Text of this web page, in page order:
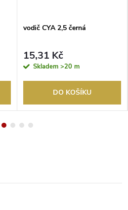
vodič CYA 2,5 černá
15,31 Kč
Skladem >20 m
DO KOŠÍKU